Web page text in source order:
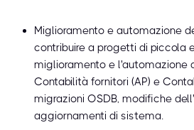
Miglioramento e automazione
contribuire a progetti di piccola
miglioramento e l'automazione
Contabilità fornitori (AP) e
migrazioni OSDB, modifiche
aggiornamenti di sistema.